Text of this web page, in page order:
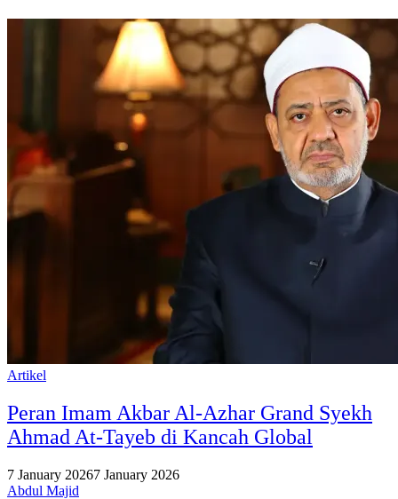
Artikel
Peran Imam Akbar Al-Azhar Grand Syekh
Ahmad At-Tayeb di Kancah Global
7 January 20267 January 2026
Abdul Majid